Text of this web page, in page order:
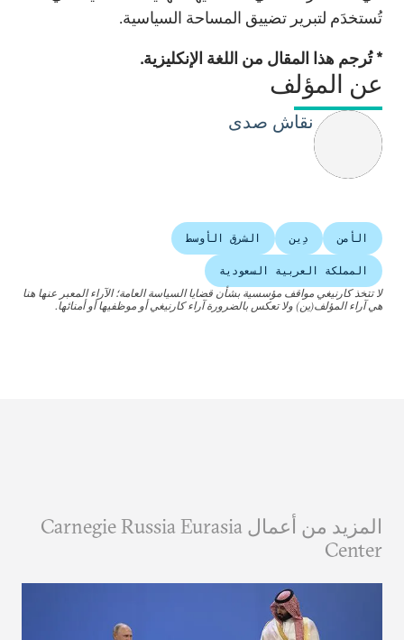
تُستخدَم لتبرير تضييق المساحة السياسية.
* تُرجم هذا المقال من اللغة الإنكليزية.
عن المؤلف
نقاش صدى
الأمن دِين الشرق الأوسط
المملكة العربية السعودية
لا تتخذ كارنيغي مواقف مؤسسية بشأن قضايا السياسة العامة؛ الآراء المعبر عنها هنا
هي آراء المؤلف(ين) ولا تعكس بالضرورة آراء كارنيغي أو موظفيها أو أمنائها.
المزيد من أعمال Carnegie Russia Eurasia
Center